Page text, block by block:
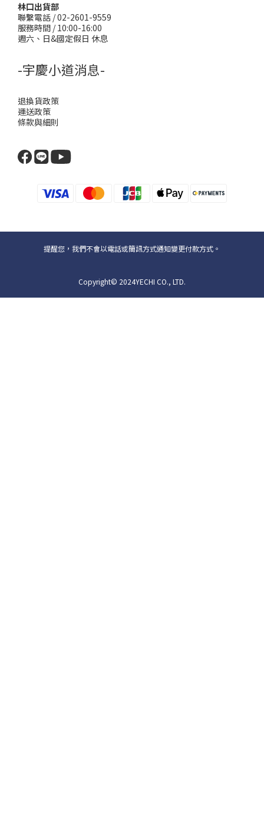
林口出貨部
聯繫電話 / 02-2601-9559
服務時間 / 10:00-16:00
週六、日&國定假日 休息
-宇慶小道消息-
退換貨政策
運送政策
條款與細則
提醒您，我們不會以電話或簡訊方式通知變更付款方式。
Copyright© 2024YECHI CO., LTD.